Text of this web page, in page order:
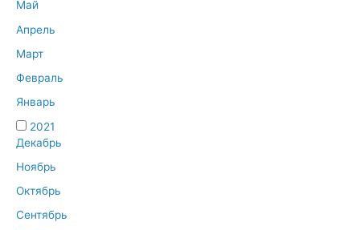
Май
Апрель
Март
Февраль
Январь
2021
Декабрь
Ноябрь
Октябрь
Сентябрь